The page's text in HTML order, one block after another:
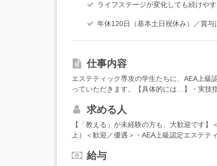
ライフステージが変化しても続けや
年休120日（基本土日祝休み）／賞
仕事内容
エステティック専攻の学生たちに、AEA上級
っていただきます。【具体的には…】・実技
パスや体験授業の運営など）・学校行事の運
サロンの運営など）【入職後は…】授業は基
がサブで学生のサポートに入る形なので、一
外部講師の授業にアシスタントとして入り
インで担当する授業を少しずつ増やしていき
ので、自分のペースで大丈夫。ゆくゆくは、
求める人
【「教える」が未経験の方も、大歓迎です
上）＜歓迎／優遇＞・AEA上級認定エステテ
んなタイプに向いています＞・エステティシ
給与